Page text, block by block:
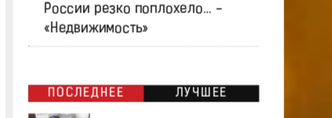
России резко поплохело… -
«Недвижимость»
ПОСЛЕДНЕЕ ЛУЧШЕЕ